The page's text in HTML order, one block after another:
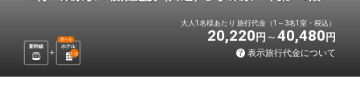
新幹線 ホテル
選べる
1 泊
大人1名様あたり 旅行代金（1～3名1室・税込）
20,220円 40,480円
表示旅行代金について